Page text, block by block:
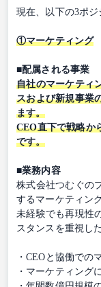
現在、以下の3ポジ
①マーケティング
■配属される事業
自社のマーケティ
スおよび新規事業
ます。
CEO直下で戦略か
です。
■業務内容
株式会社つむぐの
するマーケティン
未経験でも再現性
スタンスを重視し
・CEOと協働での
・マーケティング